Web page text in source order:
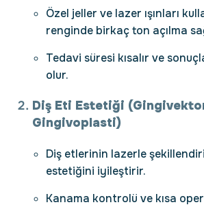
Özel jeller ve lazer ışınları
renginde birkaç ton açılma
Tedavi süresi kısalır ve
olur.
Diş Eti Estetiği
Gingivoplasti)
Diş etlerinin lazerle
estetiğini iyileştirir.
Kanama kontrolü ve kısa